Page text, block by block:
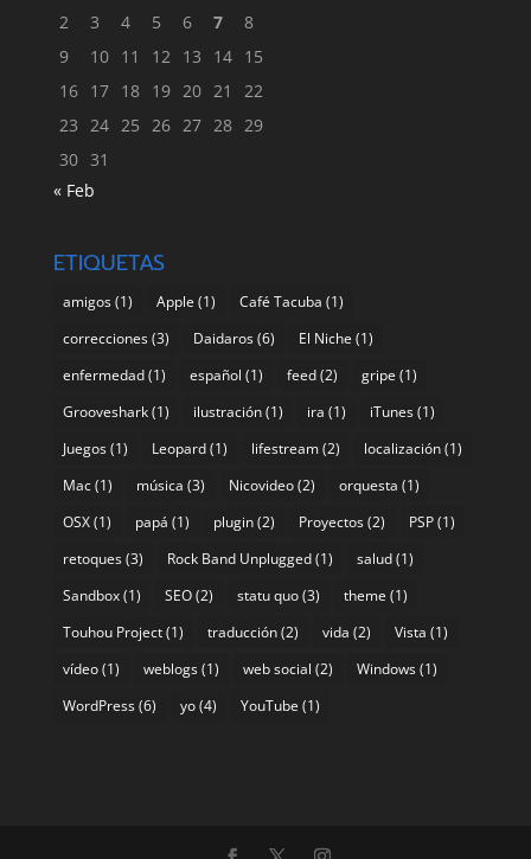
2
3 4 5 6 7
8
9
10 11 12 13 14 15
16 17 18 19 20 21
22
23 24 25 26 27 28 29
30 31
« Feb
ETIQUETAS
amigos(1) Apple (1) Café Tacuba (1)
correcciones(3) Daidaros(6) El Niche (1)
enfermedad(1) español (1) feed(2) gripe (1)
Grooveshark(1) ilustración(1) ira (1) iTunes(1)
Juegos(1) Leopard(1) lifestream(2) localización(1)
Mac(1) música (3) Nicovideo(2) orquesta (1)
OSX(1) papá (1) plugin(2) Proyectos(2) PSP(1)
retoques(3) Rock Band Unplugged(1) salud(1)
Sandbox(1) SEO(2) statu quo(3) theme (1)
Touhou Project(1) traducción(2) vida (2) Vista (1)
vídeo(1) weblogs(1) web social (2) Windows(1)
WordPress(6) yo(4) YouTube (1)